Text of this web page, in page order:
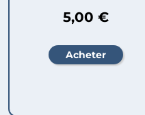
5,00 €